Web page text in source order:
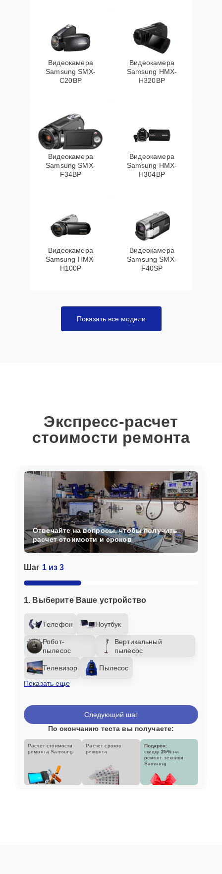
Видеокамера
Samsung SMX-
C20BP
Видеокамера
Samsung HMX-
H320BP
Видеокамера
Samsung SMX-
F34BP
Видеокамера
Samsung HMX-
H304BP
Видеокамера
Samsung HMX-
H100P
Видеокамера
Samsung SMX-
F40SP
Показать все модели
Экспресс-расчет
стоимости ремонта
Шаг 1 из 3
1. Выберите Ваше устройство
Телефон Ноутбук
Робот-
пылесос
Вертикальный
пылесос
Телевизор
Пылесос
Показать еще
Отвечайте на вопросы, чтобы получить
расчет стоимости и сроков
Следующий шаг
По окончанию теста вы получаете:
Расчет стоимости
ремонта Samsung
Расчет сроков
ремонта
Подарок:
скидку 25% на
ремонт техники
Samsung